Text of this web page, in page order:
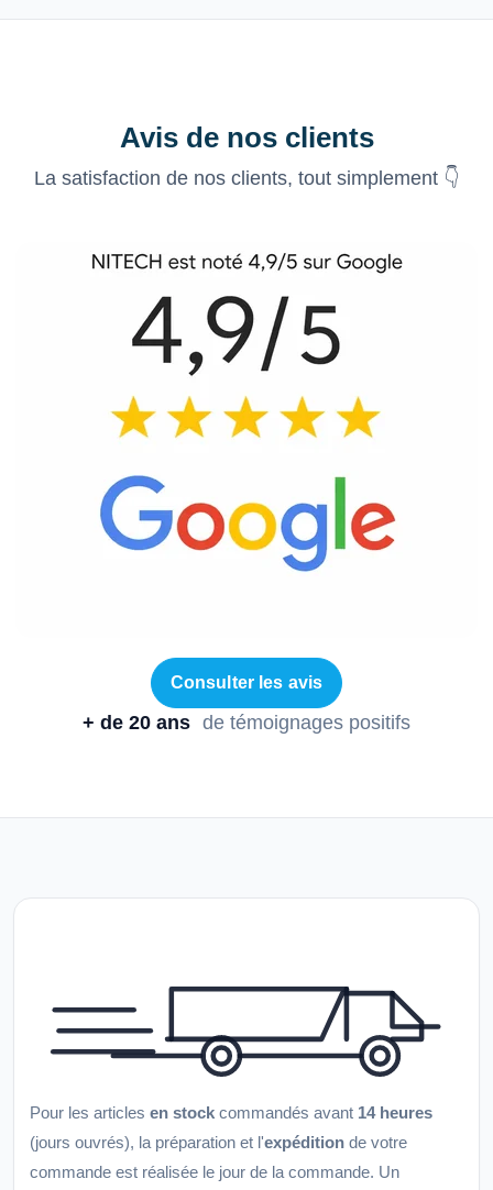
Avis de nos clients
La satisfaction de nos clients, tout simplement 👇
Consulter les avis
+ de 20 ans de témoignages positifs
Pour les articles en stock commandés avant 14 heures
(jours ouvrés), la préparation et l'expédition de votre
commande est réalisée le jour de la commande. Un